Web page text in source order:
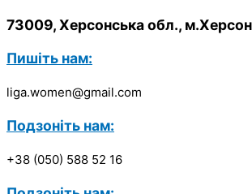
73009, Херсонська обл.,
Пишіть нам:
liga.women@gmail.com
Подзоніть нам:
+38 (050) 588 52 16